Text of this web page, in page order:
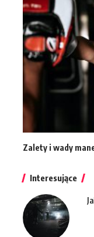
Zalety i wady
Interesujące